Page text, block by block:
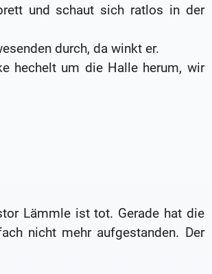
und schaut sich ratlos in der
durch, da winkt er.
hechelt um die Halle herum, wir
Lämmle ist tot. Gerade hat die
nicht mehr aufgestanden. Der